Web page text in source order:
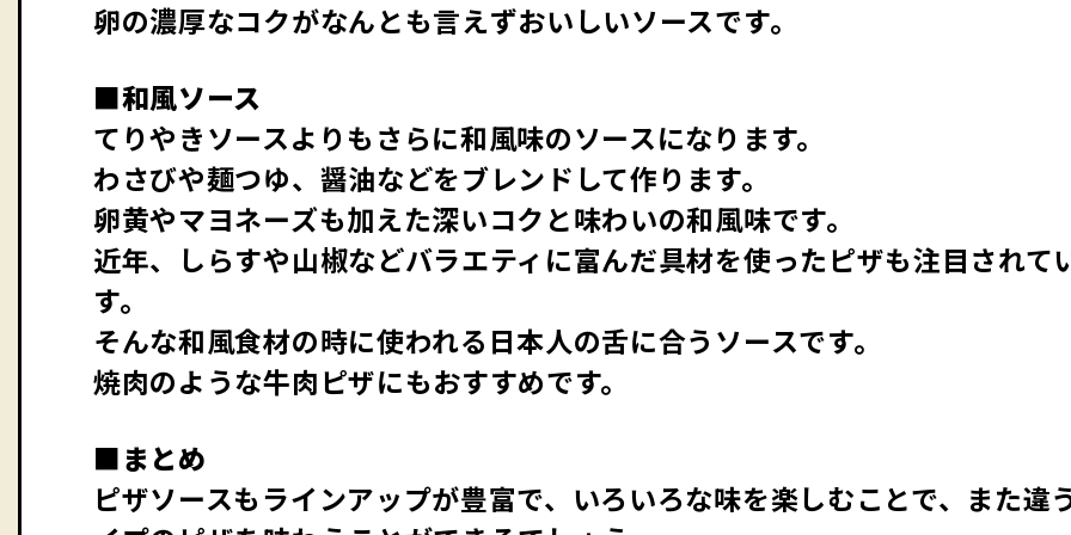
卵の濃厚なコクがなんとも言えずおいしいソースです。
■和風ソース
てりやきソースよりもさらに和風味のソースになります。
わさびや麺つゆ、醤油などをブレンドして作ります。
卵黄やマヨネーズも加えた深いコクと味わいの和風味です。
近年、しらすや山椒などバラエティに富んだ具材を使ったピザも注目されて
す。
そんな和風食材の時に使われる日本人の舌に合うソースです。
焼肉のような牛肉ピザにもおすすめです。
■まとめ
ピザソースもラインアップが豊富で、いろいろな味を楽しむことで、また違